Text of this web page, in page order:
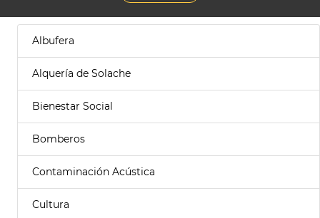
Albufera
Alquería de Solache
Bienestar Social
Bomberos
Contaminación Acústica
Cultura